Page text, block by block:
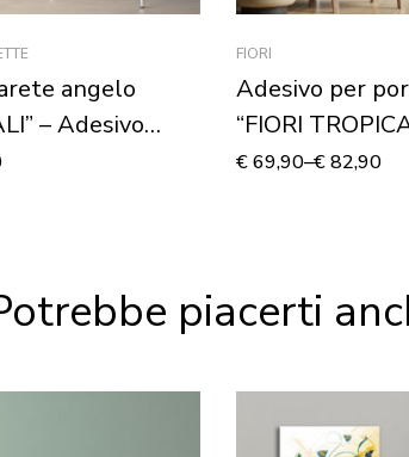
angelo
– Adesivo
FIORI
Adesivo per
“FIORI
€69,90–€82,90
piacerti